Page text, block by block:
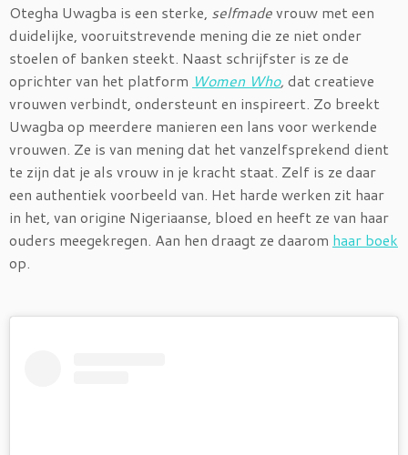
Otegha Uwagba is een sterke, selfmadevrouw met een
duidelijke, vooruitstrevende mening die ze niet onder
stoelen of banken steekt. Naast schrijfster is ze de
oprichter van het platform Women Who, dat creatieve
vrouwen verbindt, ondersteunt en inspireert. Zo breekt
Uwagba op meerdere manieren een lans voor werkende
vrouwen. Ze is van mening dat het vanzelfsprekend dient
te zijn dat je als vrouw in je kracht staat. Zelf is ze daar
een authentiek voorbeeld van. Het harde werken zit haar
in het, van origine Nigeriaanse, bloed en heeft ze van haar
ouders meegekregen. Aan hen draagt ze daarom haar boek
op.